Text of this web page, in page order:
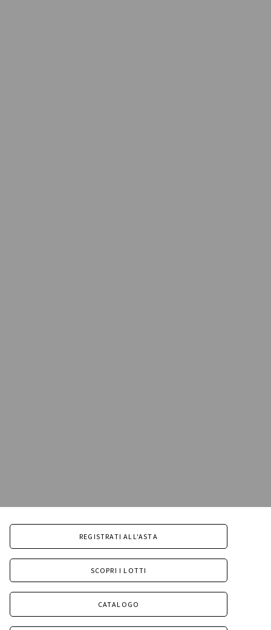
REGISTRATI ALL'ASTA
SCOPRI I LOTTI
CATALOGO